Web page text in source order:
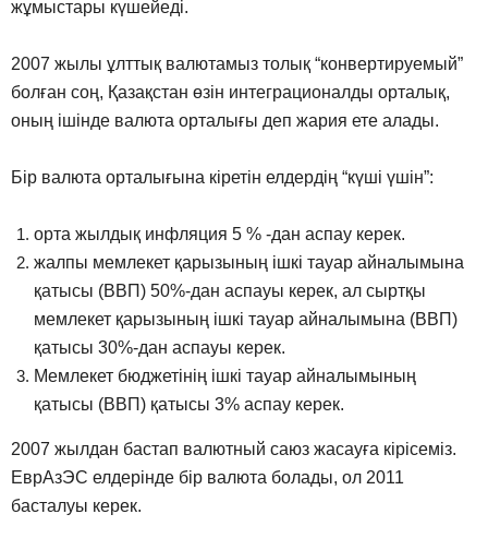
жұмыстары күшейеді.
2007 жылы ұлттық валютамыз толық “конвертируемый”
болған соң, Қазақстан өзін интеграционалды орталық,
оның ішінде валюта орталығы деп жария ете алады.
Бір валюта орталығына кіретін елдердің “күші үшін”:
орта жылдық инфляция 5 % -дан аспау керек.
жалпы мемлекет қарызының ішкі тауар айналымына
қатысы (ВВП) 50%-дан аспауы керек, ал сыртқы
мемлекет қарызының ішкі тауар айналымына (ВВП)
қатысы 30%-дан аспауы керек.
Мемлекет бюджетінің ішкі тауар айналымының
қатысы (ВВП) қатысы 3% аспау керек.
2007 жылдан бастап валютный саюз жасауға кірісеміз.
ЕврАзЭС елдерінде бір валюта болады, ол 2011
басталуы керек.